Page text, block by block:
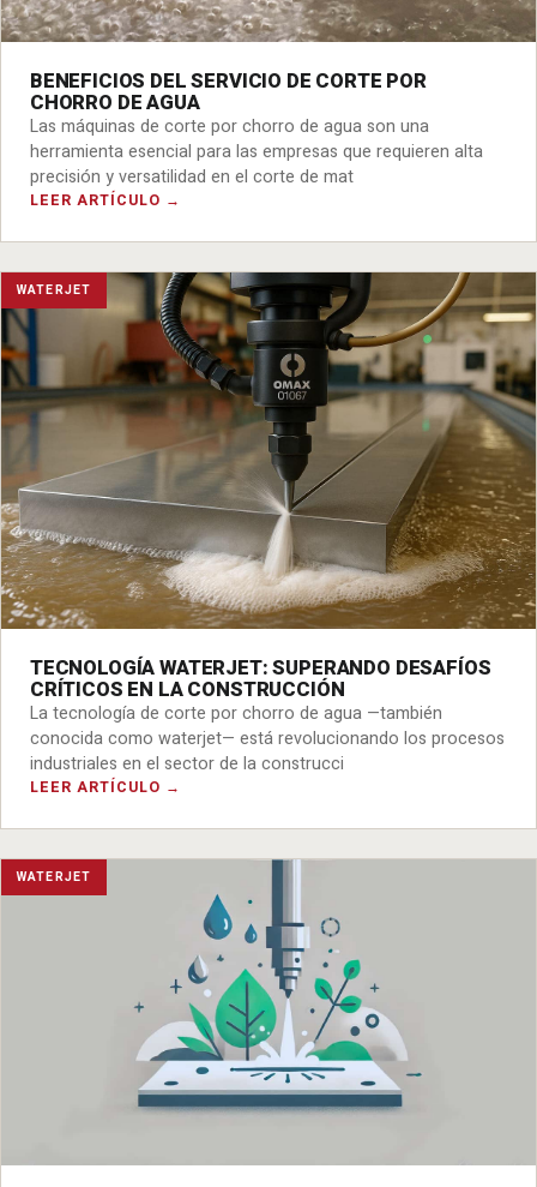
BENEFICIOS DEL SERVICIO DE CORTE POR
CHORRO DE AGUA
Las máquinas de corte por chorro de agua son una
herramienta esencial para las empresas que requieren alta
precisión y versatilidad en el corte de mat
LEER ARTÍCULO →
WATERJET
TECNOLOGÍA WATERJET: SUPERANDO DESAFÍOS
CRÍTICOS EN LA CONSTRUCCIÓN
La tecnología de corte por chorro de agua —también
conocida como waterjet— está revolucionando los procesos
industriales en el sector de la construcci
LEER ARTÍCULO →
WATERJET